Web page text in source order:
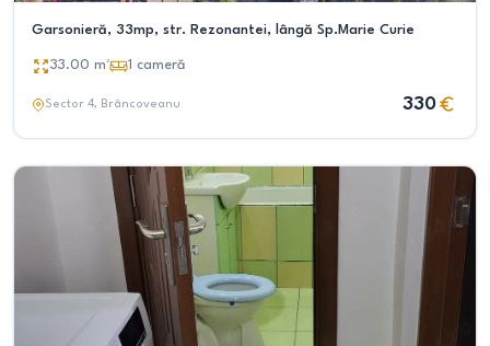
Garsonieră, 33mp, str. Rezonantei, lângă Sp.Marie Curie
33.00 m² 1 cameră
Sector 4, Brâncoveanu 330